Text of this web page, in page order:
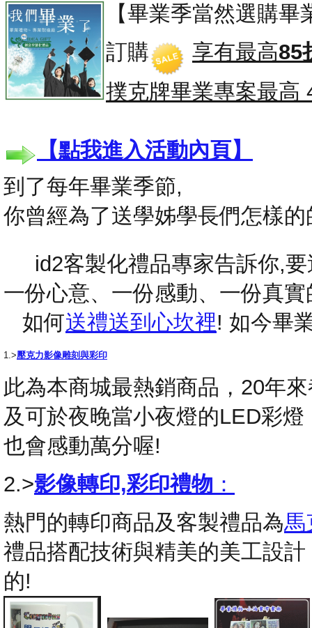
【畢業季當然選購
訂購
享有最高85
撲克牌畢業專案最高
【點我進入活動內頁】
到了每年畢業季節,
你曾經為了送學姊學長們怎樣
id2客製化禮品專家告訴你,要
一份心意、一份感動、一份真
如何送禮送到心坎裡! 如今畢
1.>壓克力影像雕刻與彩印
此為本商城最熱銷商品，20年
及可於夜晚當小夜燈的LED彩
也會感動萬分喔!
2.>影像轉印,彩印禮物 ：
熱門的轉印商品及客製禮品為馬
禮品搭配技術與精美的美工設
的!